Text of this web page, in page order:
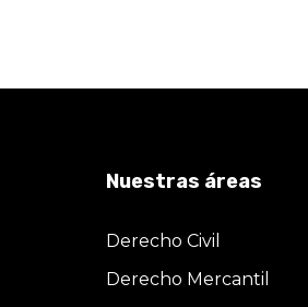
Nuestras áreas
Derecho Civil
Derecho Mercantil